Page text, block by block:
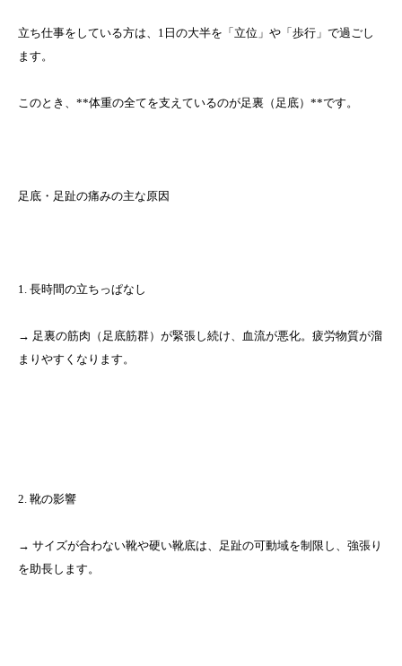
立ち仕事をしている方は、1日の大半を「立位」や「歩行」で過ごし
ます。
このとき、**体重の全てを支えているのが足裏（足底）**です。
足底・足趾の痛みの主な原因
1. 長時間の立ちっぱなし
→ 足裏の筋肉（足底筋群）が緊張し続け、血流が悪化。疲労物質が溜
まりやすくなります。
2. 靴の影響
→ サイズが合わない靴や硬い靴底は、足趾の可動域を制限し、強張り
を助長します。